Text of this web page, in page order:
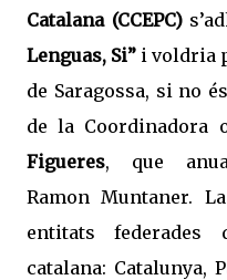
Catalana (CCEPC)
Lenguas, Si” i voldria
de Saragossa, si no
de la Coordinadora
Figueres, que
Ramon Muntaner.
entitats
catalana: Catalunya,